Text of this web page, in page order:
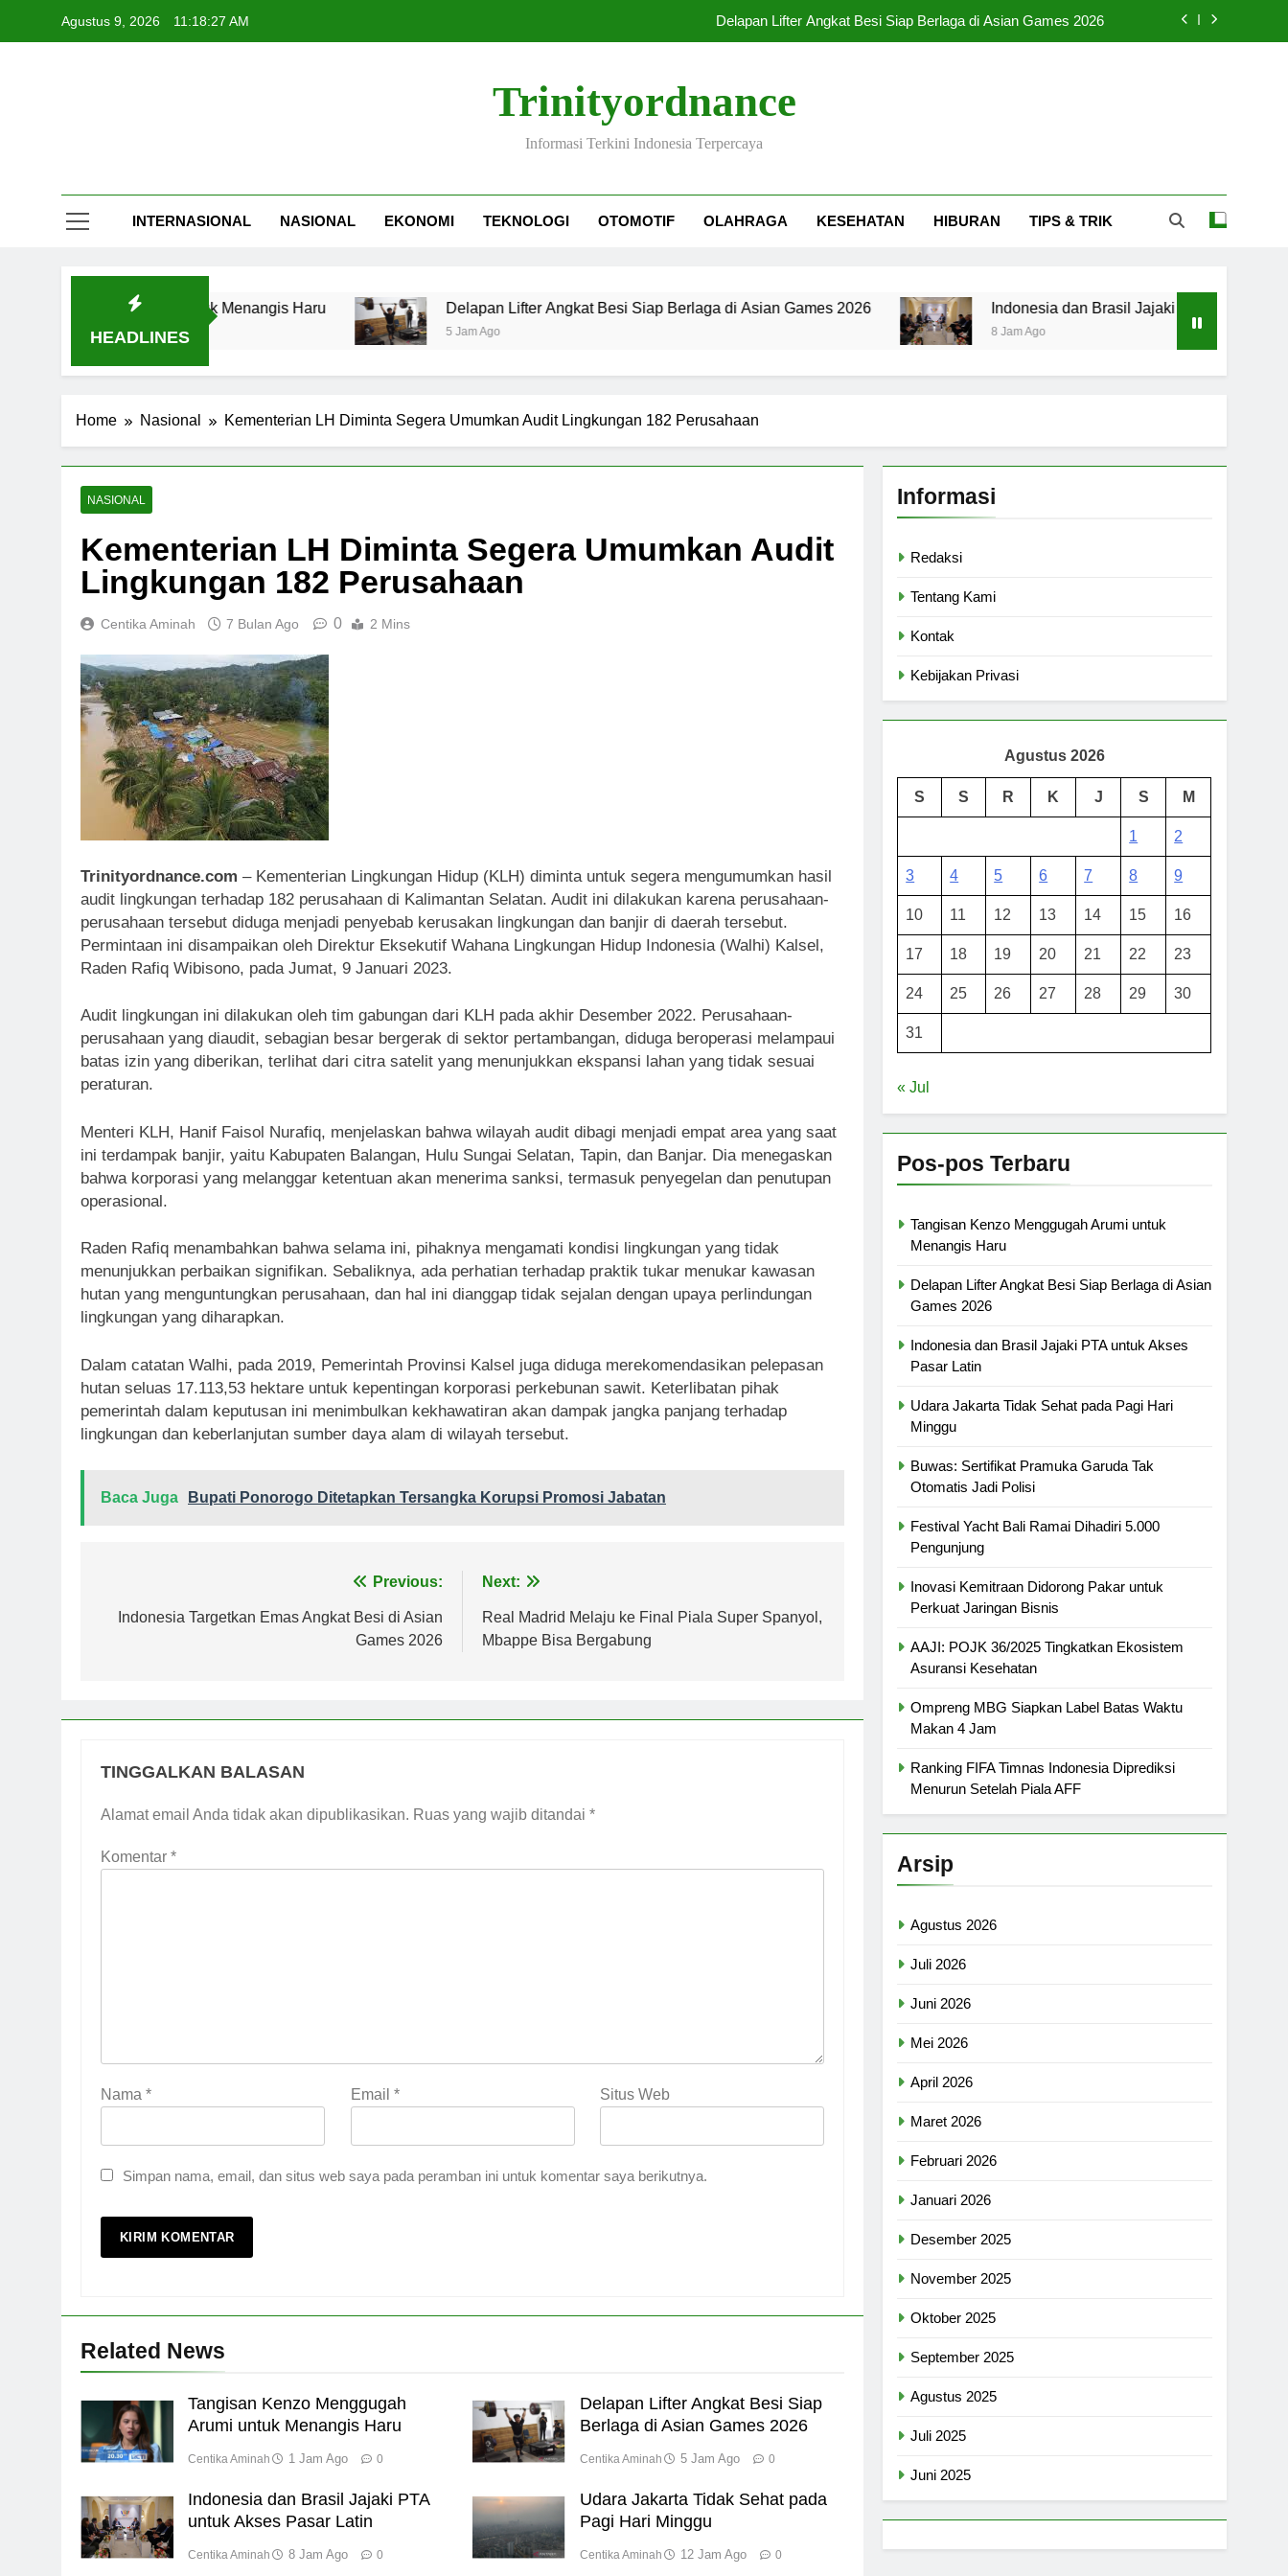
Agustus 9, 2026 11:18:27 AM Delapan Lifter Angkat Besi Siap Berlaga di Asian Games 2026
Udara Jakarta Tidak Sehat pada Pagi Hari Minggu
Tangisan Kenzo Menggugah Arumi untuk Menangis Haru
Trinityordnance
Informasi Terkini Indonesia Terpercaya
INTERNASIONAL NASIONAL EKONOMI TEKNOLOGI OTOMOTIF OLAHRAGA KESEHATAN HIBURAN TIPS & TRIK
HEADLINES
Arumi untuk Menangis Haru Delapan Lifter Angkat Besi Siap Berlaga di Asian Games 2026
5 Jam Ago
Indonesia dan Brasil Jajaki PTA untuk Akses
8 Jam Ago
Home Nasional Kementerian LH Diminta Segera Umumkan Audit Lingkungan 182 Perusahaan
NASIONAL
Kementerian LH Diminta Segera Umumkan Audit
Lingkungan 182 Perusahaan
Centika Aminah 7 Bulan Ago 0 2 Mins
Trinityordnance.com – Kementerian Lingkungan Hidup (KLH) diminta untuk segera mengumumkan hasil
audit lingkungan terhadap 182 perusahaan di Kalimantan Selatan. Audit ini dilakukan karena perusahaan-
perusahaan tersebut diduga menjadi penyebab kerusakan lingkungan dan banjir di daerah tersebut.
Permintaan ini disampaikan oleh Direktur Eksekutif Wahana Lingkungan Hidup Indonesia (Walhi) Kalsel,
Raden Rafiq Wibisono, pada Jumat, 9 Januari 2023.
Audit lingkungan ini dilakukan oleh tim gabungan dari KLH pada akhir Desember 2022. Perusahaan-
perusahaan yang diaudit, sebagian besar bergerak di sektor pertambangan, diduga beroperasi melampaui
batas izin yang diberikan, terlihat dari citra satelit yang menunjukkan ekspansi lahan yang tidak sesuai
peraturan.
Menteri KLH, Hanif Faisol Nurafiq, menjelaskan bahwa wilayah audit dibagi menjadi empat area yang saat
ini terdampak banjir, yaitu Kabupaten Balangan, Hulu Sungai Selatan, Tapin, dan Banjar. Dia menegaskan
bahwa korporasi yang melanggar ketentuan akan menerima sanksi, termasuk penyegelan dan penutupan
operasional.
Raden Rafiq menambahkan bahwa selama ini, pihaknya mengamati kondisi lingkungan yang tidak
menunjukkan perbaikan signifikan. Sebaliknya, ada perhatian terhadap praktik tukar menukar kawasan
hutan yang menguntungkan perusahaan, dan hal ini dianggap tidak sejalan dengan upaya perlindungan
lingkungan yang diharapkan.
Dalam catatan Walhi, pada 2019, Pemerintah Provinsi Kalsel juga diduga merekomendasikan pelepasan
hutan seluas 17.113,53 hektare untuk kepentingan korporasi perkebunan sawit. Keterlibatan pihak
pemerintah dalam keputusan ini menimbulkan kekhawatiran akan dampak jangka panjang terhadap
lingkungan dan keberlanjutan sumber daya alam di wilayah tersebut.
Baca Juga Bupati Ponorogo Ditetapkan Tersangka Korupsi Promosi Jabatan
pos
Previous:
Indonesia Targetkan Emas Angkat Besi di Asian
Games 2026
Next:
Real Madrid Melaju ke Final Piala Super Spanyol,
Mbappe Bisa Bergabung
TINGGALKAN BALASAN
Alamat email Anda tidak akan dipublikasikan. Ruas yang wajib ditandai *
Komentar *
Nama * Email * Situs Web
Simpan nama, email, dan situs web saya pada peramban ini untuk komentar saya berikutnya.
Related News
Tangisan Kenzo Menggugah
Arumi untuk Menangis Haru
Centika Aminah 1 Jam Ago 0
Delapan Lifter Angkat Besi Siap
Berlaga di Asian Games 2026
Centika Aminah 5 Jam Ago 0
Indonesia dan Brasil Jajaki PTA
untuk Akses Pasar Latin
Centika Aminah 8 Jam Ago 0
Udara Jakarta Tidak Sehat pada
Pagi Hari Minggu
Centika Aminah 12 Jam Ago 0
Informasi
Redaksi
Tentang Kami
Kontak
Kebijakan Privasi
Agustus 2026
S S R K J S M
1 2
3 4 5 6 7 8 9
10 11 12 13 14 15 16
17 18 19 20 21 22 23
24 25 26 27 28 29 30
31
« Jul
Pos-pos Terbaru
Tangisan Kenzo Menggugah Arumi untuk
Menangis Haru
Delapan Lifter Angkat Besi Siap Berlaga di Asian
Games 2026
Indonesia dan Brasil Jajaki PTA untuk Akses
Pasar Latin
Udara Jakarta Tidak Sehat pada Pagi Hari
Minggu
Buwas: Sertifikat Pramuka Garuda Tak
Otomatis Jadi Polisi
Festival Yacht Bali Ramai Dihadiri 5.000
Pengunjung
Inovasi Kemitraan Didorong Pakar untuk
Perkuat Jaringan Bisnis
AAJI: POJK 36/2025 Tingkatkan Ekosistem
Asuransi Kesehatan
Ompreng MBG Siapkan Label Batas Waktu
Makan 4 Jam
Ranking FIFA Timnas Indonesia Diprediksi
Menurun Setelah Piala AFF
Arsip
Agustus 2026
Juli 2026
Juni 2026
Mei 2026
April 2026
Maret 2026
Februari 2026
Januari 2026
Desember 2025
November 2025
Oktober 2025
September 2025
Agustus 2025
Juli 2025
Juni 2025